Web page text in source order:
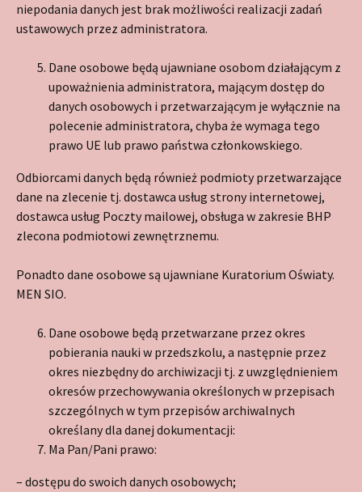
niepodania danych jest brak możliwości realizacji zadań
ustawowych przez administratora.
Dane osobowe będą ujawniane osobom działającym z
upoważnienia administratora, mającym dostęp do
danych osobowych i przetwarzającym je wyłącznie na
polecenie administratora, chyba że wymaga tego
prawo UE lub prawo państwa członkowskiego.
Odbiorcami danych będą również podmioty przetwarzające
dane na zlecenie tj. dostawca usług strony internetowej,
dostawca usług Poczty mailowej, obsługa w zakresie BHP
zlecona podmiotowi zewnętrznemu.
Ponadto dane osobowe są ujawniane Kuratorium Oświaty.
MEN SIO.
Dane osobowe będą przetwarzane przez okres
pobierania nauki w przedszkolu, a następnie przez
okres niezbędny do archiwizacji tj. z uwzględnieniem
okresów przechowywania określonych w przepisach
szczególnych w tym przepisów archiwalnych
określany dla danej dokumentacji:
Ma Pan/Pani prawo:
– dostępu do swoich danych osobowych;